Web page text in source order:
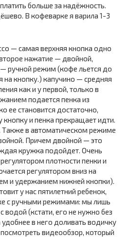
больше за надёжность.
В кофеварке я варила 1-3
— самая верхняя кнопка одно
нажатие — двойной,
ручной режим (кофе льется до
кнопку.) капучино — средняя
как и у первой, только в
подается пенка из
ее становится достаточно,
и пенка прекращает идти.
Также в автоматическом режиме
Причем двойной — это
кружка подойдет. Очень
плотности пенки и
регулятором вниз на
и удержанием нижней кнопки).
у нас пятилетний ребенок,
с ручными режимами: мы лишь
водой (кстати, его не нужно без
в него доливать водичку
видеообзор, который